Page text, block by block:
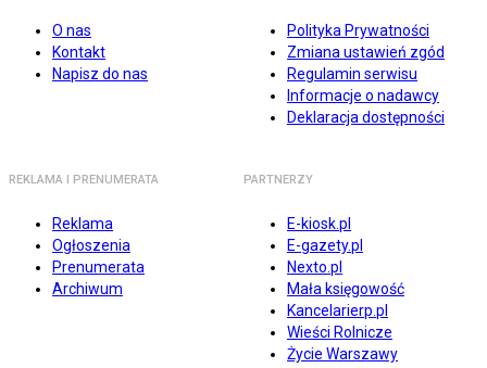
O nas
Kontakt
Napisz do nas
Polityka Prywatności
Zmiana ustawień zgód
Regulamin serwisu
Informacje o nadawcy
Deklaracja dostępności
REKLAMA I PRENUMERATA
Reklama
Ogłoszenia
Prenumerata
Archiwum
PARTNERZY
E-kiosk.pl
E-gazety.pl
Nexto.pl
Mała księgowość
Kancelarierp.pl
Wieści Rolnicze
Życie Warszawy